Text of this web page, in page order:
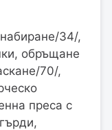
34/,
обръщане
70/,
преса с